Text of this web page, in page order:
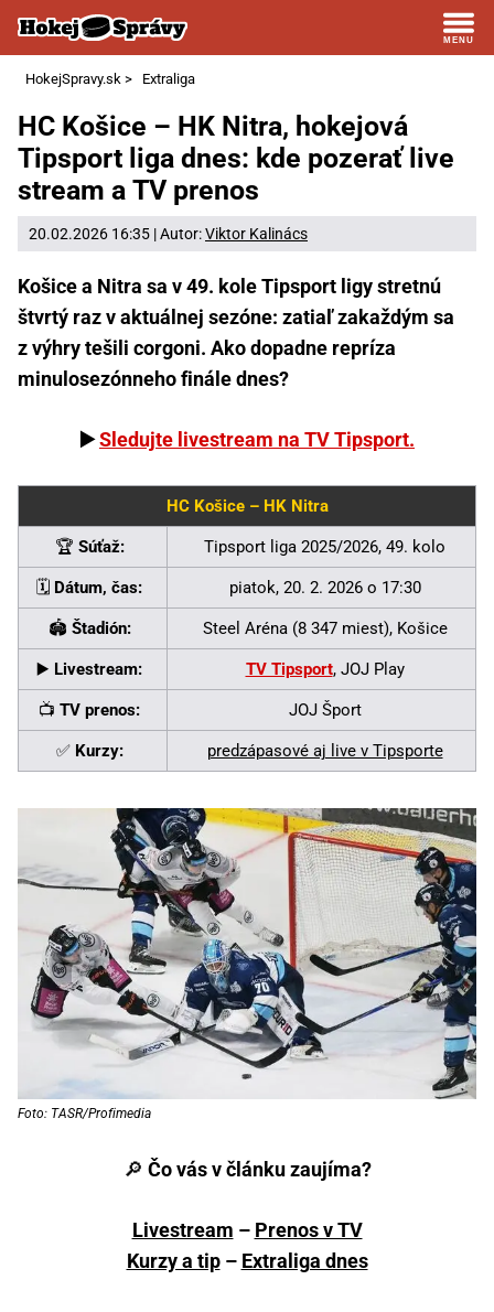
HokejSpravy.sk > Extraliga
HC Košice – HK Nitra, hokejová
Tipsport liga dnes: kde pozerať live
stream a TV prenos
20.02.2026 16:35 | Autor:Viktor Kalinács
Košice a Nitra sa v 49. kole Tipsport ligy stretnú
štvrtý raz v aktuálnej sezóne: zatiaľ zakaždým sa
z výhry tešili corgoni. Ako dopadne repríza
minulosezónneho finále dnes?
▶️Sledujte livestream na TV Tipsport.
HC Košice – HK Nitra
🏆 Súťaž: Tipsport liga 2025/2026, 49. kolo
🗓️ Dátum, čas: piatok, 20. 2. 2026 o 17:30
🏟️ Štadión: Steel Aréna (8 347 miest), Košice
▶️ Livestream: TV Tipsport, JOJ Play
📺 TV prenos: JOJ Šport
✅ Kurzy: predzápasové aj live v Tipsporte
Foto: TASR/Profimedia
🔎 Čo vás v článku zaujíma?
Livestream – Prenos v TV
Kurzy a tip– Extraliga dnes